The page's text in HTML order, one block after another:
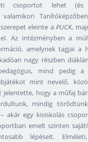
csoportot lehet (és
eleinte aPUCK,
Az intézményben a
amelynek tagjai a
nagy részben
mind pedig
mint nevelő,
jelentette, hogy a műfaj
mindig
akár egy kisiskolás
emelt szinten
lépéseit.